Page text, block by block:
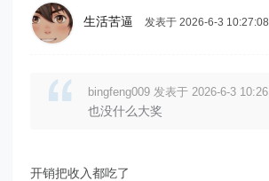
生活苦逼 发表于 2026-6-3 10:27:08
bingfeng009 发表于 2026-6-3 10:26
也没什么大奖
开销把收入都吃了